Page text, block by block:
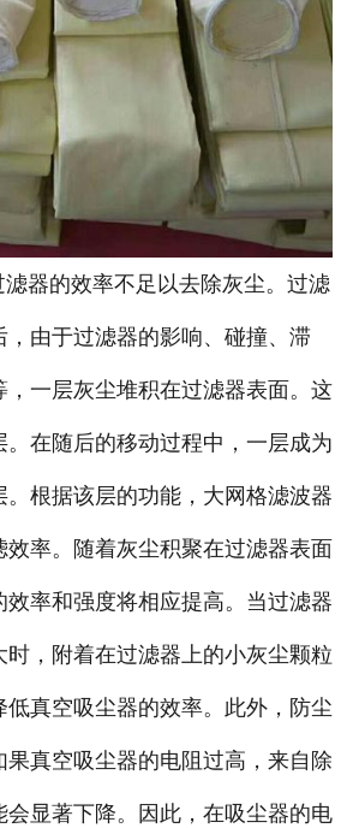
器的效率不足以去除灰尘。过滤
，由于过滤器的影响、碰撞、滞
，一层灰尘堆积在过滤器表面。这
。在随后的移动过程中，一层成为
。根据该层的功能，大网格滤波器
率。随着灰尘积聚在过滤器表面
效率和强度将相应提高。当过滤器
时，附着在过滤器上的小灰尘颗粒
低真空吸尘器的效率。此外，防尘
果真空吸尘器的电阻过高，来自除
会显著下降。因此，在吸尘器的电